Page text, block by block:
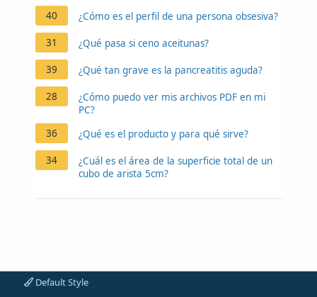
40 ¿Cómo es el perfil de una persona obsesiva?
31 ¿Qué pasa si ceno aceitunas?
39 ¿Qué tan grave es la pancreatitis aguda?
28
¿Cómo puedo ver mis archivos PDF en mi
PC?
36
¿Qué es el producto y para qué sirve?
34
¿Cuál es el área de la superficie total de un
cubo de arista 5cm?
Default Style